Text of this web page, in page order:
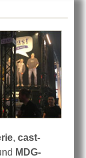
, cast-
MDG-